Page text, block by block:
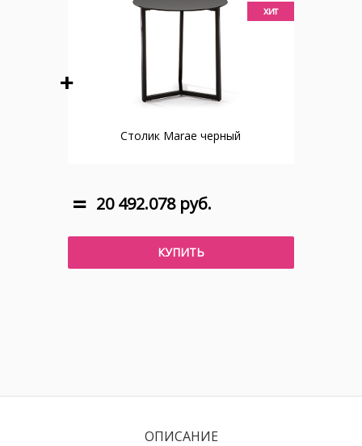
хит
Столик Marae черный
20 492.078 руб.
КУПИТЬ
ОПИСАНИЕ